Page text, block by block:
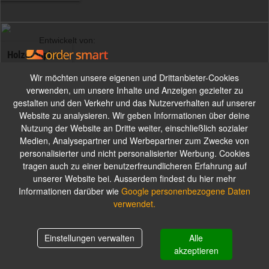
Holzofenpizza
ca. 33cm
Pinsa aus dem Holzofen
Alle Gerichte werden mit Tomaten und Käse zubereitet.
Pinsa Speciale
Warenkorb
Entwickelt von:
Impressum
Da Antonio München
Basler Str. 66a
D-81476 München
Inhaber:Antonio Sorce
Wir möchten unsere eigenen und Drittanbieter-Cookies
verwenden, um unsere Inhalte und Anzeigen gezielter zu
gestalten und den Verkehr und das Nutzerverhalten auf unserer
Website zu analysieren. Wir geben Informationen über deine
Nutzung der Website an Dritte weiter, einschließlich sozialer
Medien, Analysepartner und Werbepartner zum Zwecke von
personalisierter und nicht personalisierter Werbung. Cookies
tragen auch zu einer benutzerfreundlicheren Erfahrung auf
unserer Website bei. Ausserdem findest du hier mehr
Informationen darüber wie Google personenbezogene Daten
verwendet.
Einstellungen verwalten
Alle
akzeptieren